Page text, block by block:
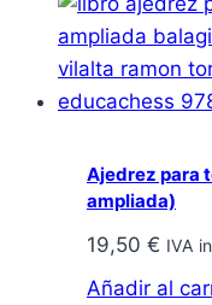
Ajedrez para
ampliada)
19,50 € IVA
Añadir al